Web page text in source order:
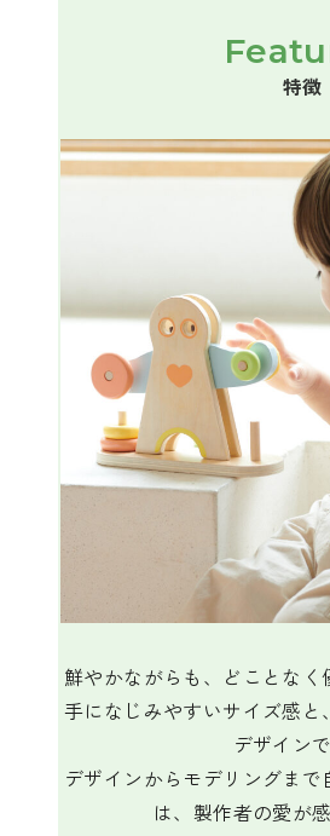
特徴
鮮やかながらも、どことな
手になじみやすいサイズ感と
デザインで
デザインからモデリングまで
は、製作者の愛が